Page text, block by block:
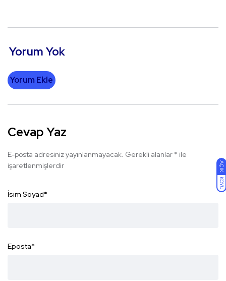
AÇIK
KOYU
Yorum Yok
Yorum Ekle
Cevap Yaz
E-posta adresiniz yayınlanmayacak. Gerekli alanlar * ile
işaretlenmişlerdir
İsim Soyad*
Eposta*